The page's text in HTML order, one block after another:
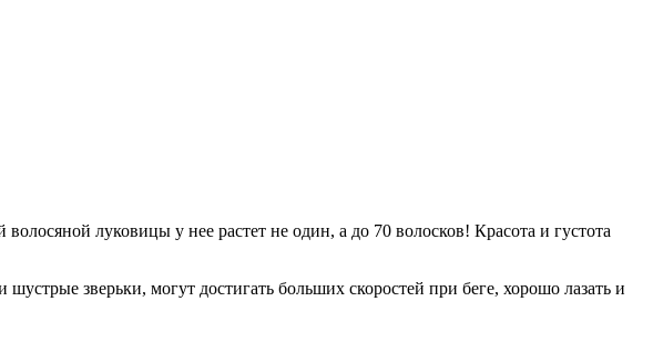
луковицы у нее растет не один, а до 70 волосков! Красота и густота
зверьки, могут достигать больших скоростей при беге, хорошо лазать и